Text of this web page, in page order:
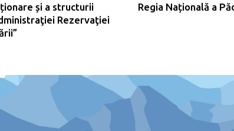
și a structurii
Rezervaţiei
Regia Națională a